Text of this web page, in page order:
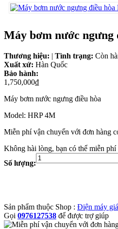
Máy bơm nước ngưng
Thương hiệu: | Tình trạng: Còn
Xuất xứ: Hàn Quốc
Bảo hành:
1,750,000₫
Máy bơm nước ngưng điều hòa
Model: HRP 4M
Miễn phí vận chuyển với đơn hàng
Không hài lòng, bạn có thể miễn phí
Số lượng:
Sản phẩm thuộc Shop : Điện máy
Gọi 0976127538 để được trợ giúp